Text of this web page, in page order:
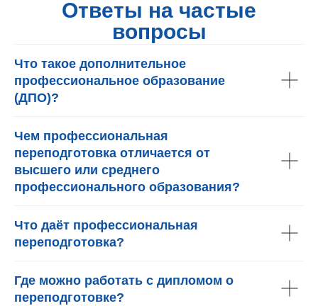
Ответы на частые
вопросы
Что такое дополнительное
профессиональное образование
(ДПО)?
Чем профессиональная
переподготовка отличается от
высшего или среднего
профессионального образования?
Что даёт профессиональная
переподготовка?
Где можно работать с дипломом о
переподготовке?